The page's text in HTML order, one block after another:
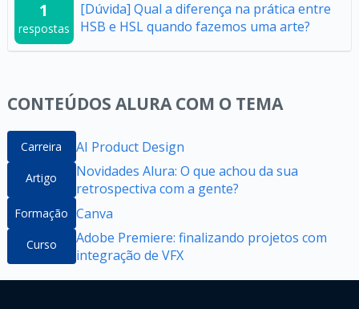
1
respostas
[Dúvida] Qual a diferença na prática entre
HSB e HSL quando fazemos uma arte?
CONTEÚDOS ALURA COM O TEMA
Carreira AI Product Design
Artigo
Novidades Alura: O que achou da sua
retrospectiva com a gente?
Formação Canva
Curso
Adobe Premiere: finalizando projetos com
integração de VFX